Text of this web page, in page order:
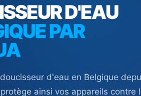
D'EAU
PAR
d'eau en Belgique
ainsi vos appareils contre